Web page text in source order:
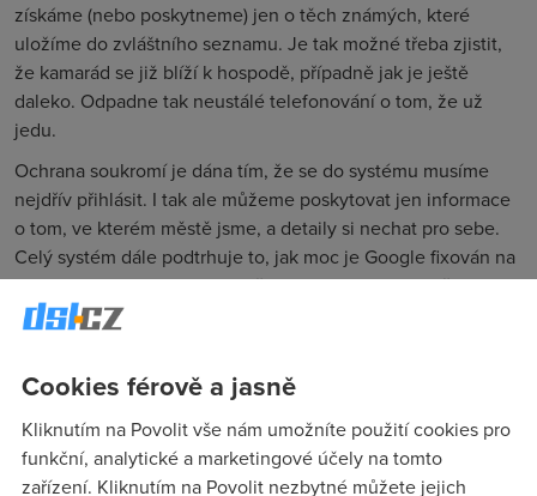
získáme (nebo poskytneme) jen o těch známých, které
uložíme do zvláštního seznamu. Je tak možné třeba zjistit,
že kamarád se již blíží k hospodě, případně jak je ještě
daleko. Odpadne tak neustálé telefonování o tom, že už
jedu.
Ochrana soukromí je dána tím, že se do systému musíme
nejdřív přihlásit. I tak ale můžeme poskytovat jen informace
o tom, ve kterém městě jsme, a detaily si nechat pro sebe.
Celý systém dále podtrhuje to, jak moc je Google fixován na
mapy. Nebyla by to ale společnost Google, kdyby někde
v pozadí nebyly peníze. Google ostatně přiznává, že
Pravděpodobně se bude jednat o cílené reklamy, které
budeme na mobil dostávat podle naší okamžité lokality.
Lattitude je součástí firemní aplikace Maps for Mobile, ale
může být využita i z upravené stránky iGoogle. Jako bývá
Cookies férově a jasně
Kliknutím na Povolit vše nám umožníte použití cookies pro
funkční, analytické a marketingové účely na tomto
zařízení. Kliknutím na Povolit nezbytné můžete jejich